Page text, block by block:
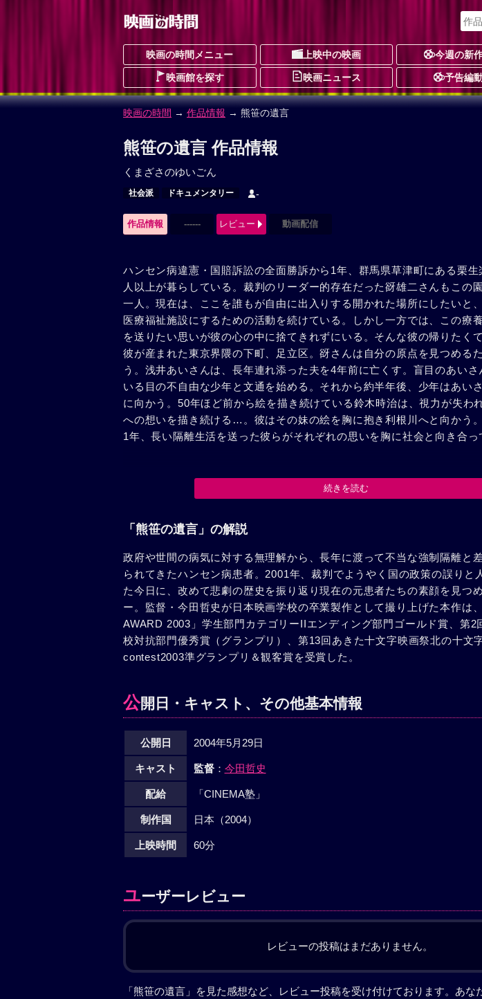
映画の時間メニュー 上映中の映画 今週の新
映画館を探す 映画ニュース 予告編
映画の時間 → 作品情報 → 熊笹の遺言
熊笹の遺言 作品情報
くまざさのゆいごん
社会派 ドキュメンタリー -
作品情報 ------ レビュー 動画配信
ハンセン病違憲・国賠訴訟の全面勝訴から1年、群馬県草津町にある栗
人以上が暮らしている。裁判のリーダー的存在だった谺雄二さんもこの
一人。現在は、ここを誰もが自由に出入りする開かれた場所にしたいと
医療福祉施設にするための活動を続けている。しかし一方では、この療
を送りたい思いが彼の心の中に捨てきれずにいる。そんな彼の帰りたく
彼が産まれた東京界隈の下町、足立区。谺さんは自分の原点を見つめる
う。浅井あいさんは、長年連れ添った夫を4年前に亡くす。盲目のあいさ
いる目の不自由な少年と文通を始める。それから約半年後、少年はあい
に向かう。50年ほど前から絵を描き続けている鈴木時治は、視力が失わ
への想いを描き続ける…。彼はその妹の絵を胸に抱き利根川へと向かう
1年、長い隔離生活を送った彼らがそれぞれの思いを胸に社会と向き合っ
続きを読む
「熊笹の遺言」の解説
政府や世間の病気に対する無理解から、長年に渡って不当な強制隔離と
られてきたハンセン病患者。2001年、裁判でようやく国の政策の誤りと
た今日に、改めて悲劇の歴史を振り返り現在の元患者たちの素顔を見つ
ー。監督・今田哲史が日本映画学校の卒業製作として撮り上げた本作は
AWARD 2003」学生部門カテゴリーIIエンディング部門ゴールド賞、第2
校対抗部門優秀賞（グランプリ）、第13回あきた十文字映画祭北の十文
contest2003準グランプリ＆観客賞を受賞した。
公開日・キャスト、その他基本情報
公開日 2004年5月29日
キャスト 監督： 今田哲史
配給 「CINEMA塾」
制作国 日本（2004）
上映時間 60分
ユーザーレビュー
レビューの投稿はまだありません。
「熊笹の遺言」を見た感想など、レビュー投稿を受け付けております。あな